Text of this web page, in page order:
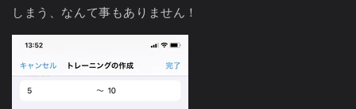
しまう、なんて事もありません！